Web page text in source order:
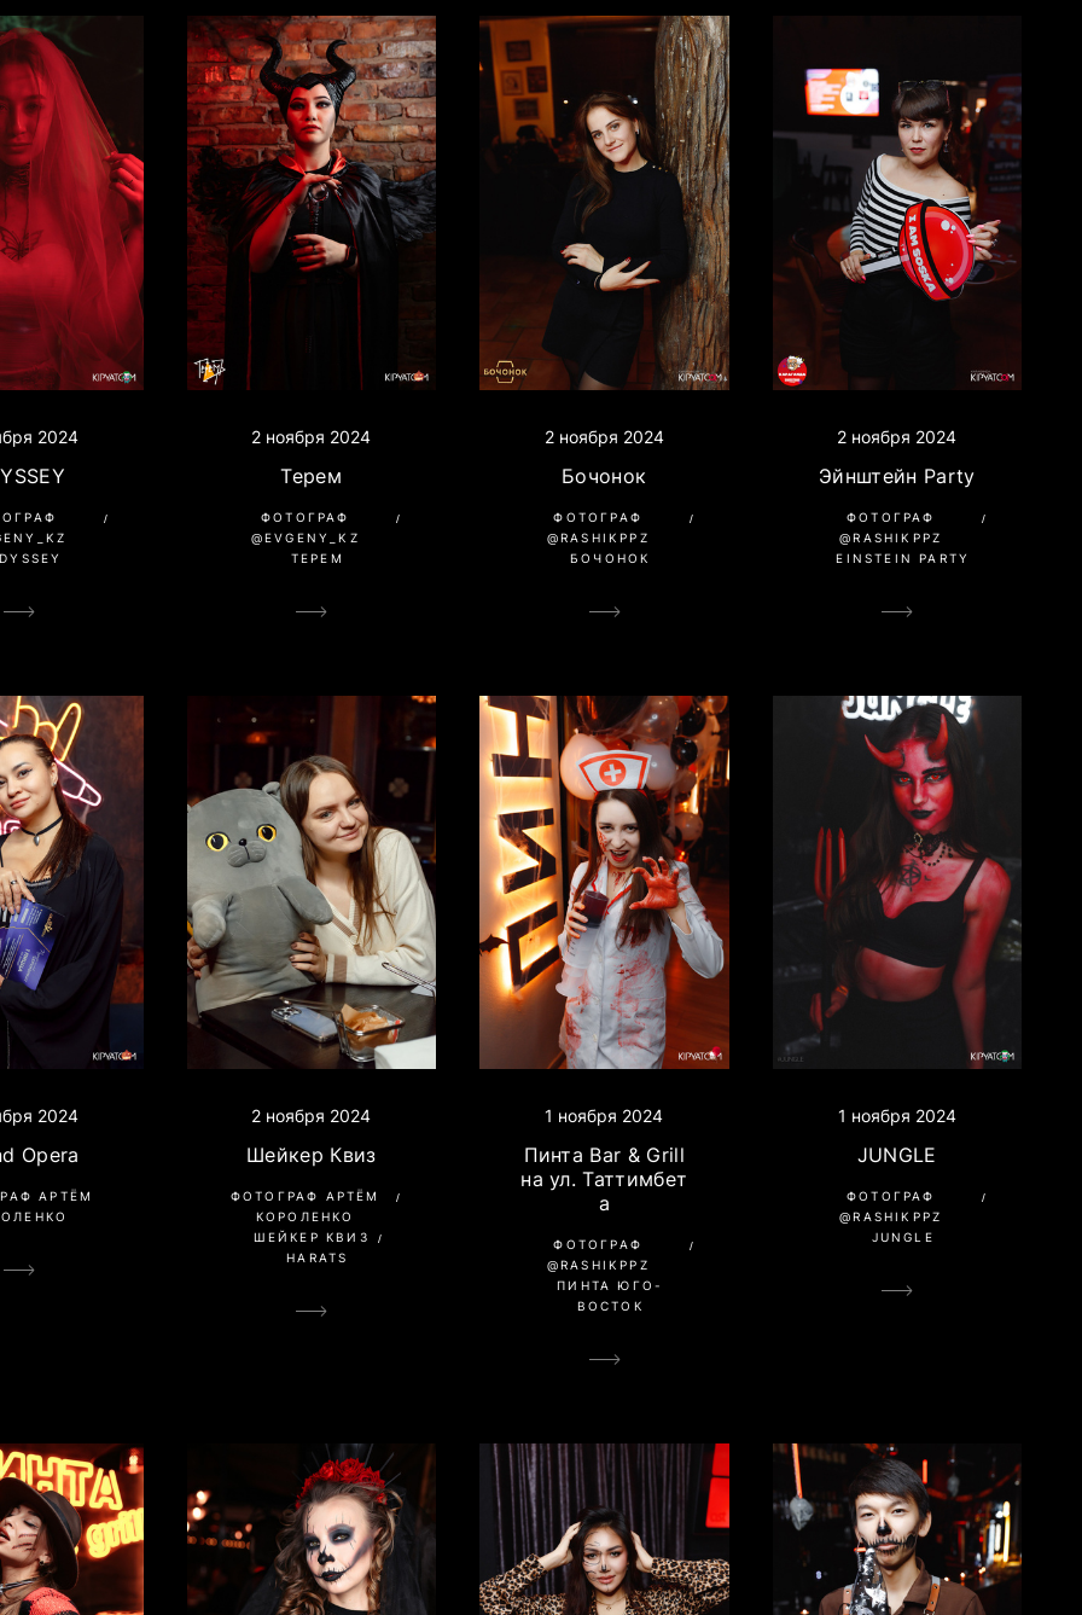
2024 2 ноября 2024
Терем
ФОТОГРАФ
@EVGENY_KZ
ТЕРЕМ
2 ноября 2024
Бочонок
ФОТОГРАФ
@RASHIKPPZ
БОЧОНОК
2 ноября 2024
Эйнштейн Party
ФОТОГРАФ
@RASHIKPPZ
EINSTEIN PARTY
2024
Opera
АРТЁМ
2 ноября 2024
Шейкер Квиз
ФОТОГРАФ АРТЁМ
КОРОЛЕНКО
ШЕЙКЕР КВИЗ
HARATS
1 ноября 2024
Пинта Bar & Grill
на ул. Таттимбет
а
ФОТОГРАФ
@RASHIKPPZ
ПИНТА ЮГО-
ВОСТОК
1 ноября 2024
JUNGLE
ФОТОГРАФ
@RASHIKPPZ
JUNGLE